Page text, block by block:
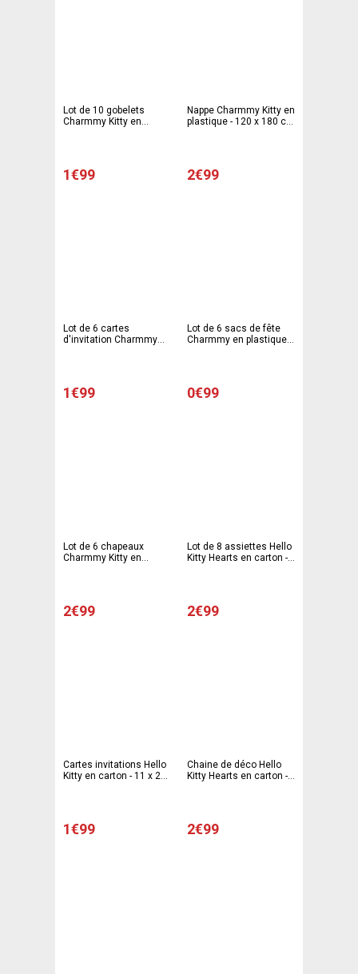
Lot de 10 gobelets
Charmmy Kitty en
1€99
Nappe Charmmy Kitty en
plastique - 120 x 180 cm
2€99
Lot de 6 cartes
d'invitation Charmmy
1€99
Lot de 6 sacs de fête
Charmmy en plastique -
0€99
Lot de 6 chapeaux
Charmmy Kitty en
2€99
Lot de 8 assiettes Hello
Kitty Hearts en carton -
2€99
Cartes invitations Hello
Kitty en carton - 11 x 21
1€99
Chaine de déco Hello
Kitty Hearts en carton -
2€99